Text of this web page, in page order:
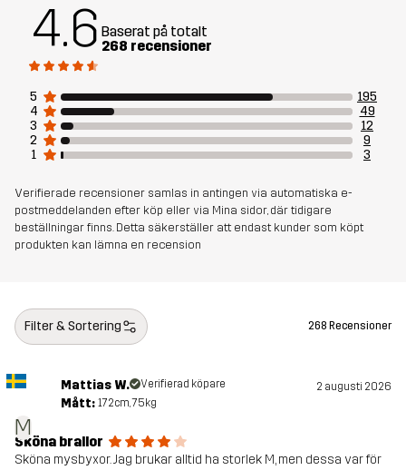
100% Polyester (Återvunnen)
Vikt 462g i storlek M
Skapad för VARDAG
Artikelnummer 14244_2184
4.6 Baserat på totalt
268 recensioner
5
195
4
49
3
12
2
9
1
3
Verifierade recensioner samlas in antingen via automatiska e-
postmeddelanden efter köp eller via Mina sidor, där tidigare
beställningar finns. Detta säkerställer att endast kunder som köpt
produkten kan lämna en recension
Filter & Sortering 268 Recensioner
M
Mattias W. Verifierad köpare 2 augusti 2026
Mått: 172cm, 75kg
Sköna brallor
Sköna mysbyxor. Jag brukar alltid ha storlek M, men dessa var för